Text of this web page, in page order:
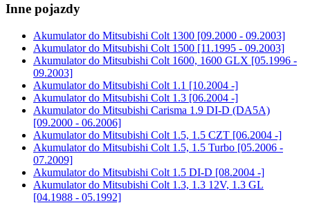
Inne pojazdy
Akumulator do Mitsubishi Colt 1300 [09.2000 - 09.2003]
Akumulator do Mitsubishi Colt 1500 [11.1995 - 09.2003]
Akumulator do Mitsubishi Colt 1600, 1600 GLX [05.1996 -
09.2003]
Akumulator do Mitsubishi Colt 1.1 [10.2004 -]
Akumulator do Mitsubishi Colt 1.3 [06.2004 -]
Akumulator do Mitsubishi Carisma 1.9 DI-D (DA5A)
[09.2000 - 06.2006]
Akumulator do Mitsubishi Colt 1.5, 1.5 CZT [06.2004 -]
Akumulator do Mitsubishi Colt 1.5, 1.5 Turbo [05.2006 -
07.2009]
Akumulator do Mitsubishi Colt 1.5 DI-D [08.2004 -]
Akumulator do Mitsubishi Colt 1.3, 1.3 12V, 1.3 GL
[04.1988 - 05.1992]